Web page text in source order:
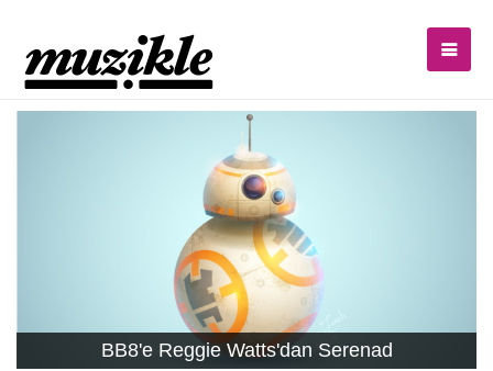
BB8'e Reggie Watts'dan Serenad